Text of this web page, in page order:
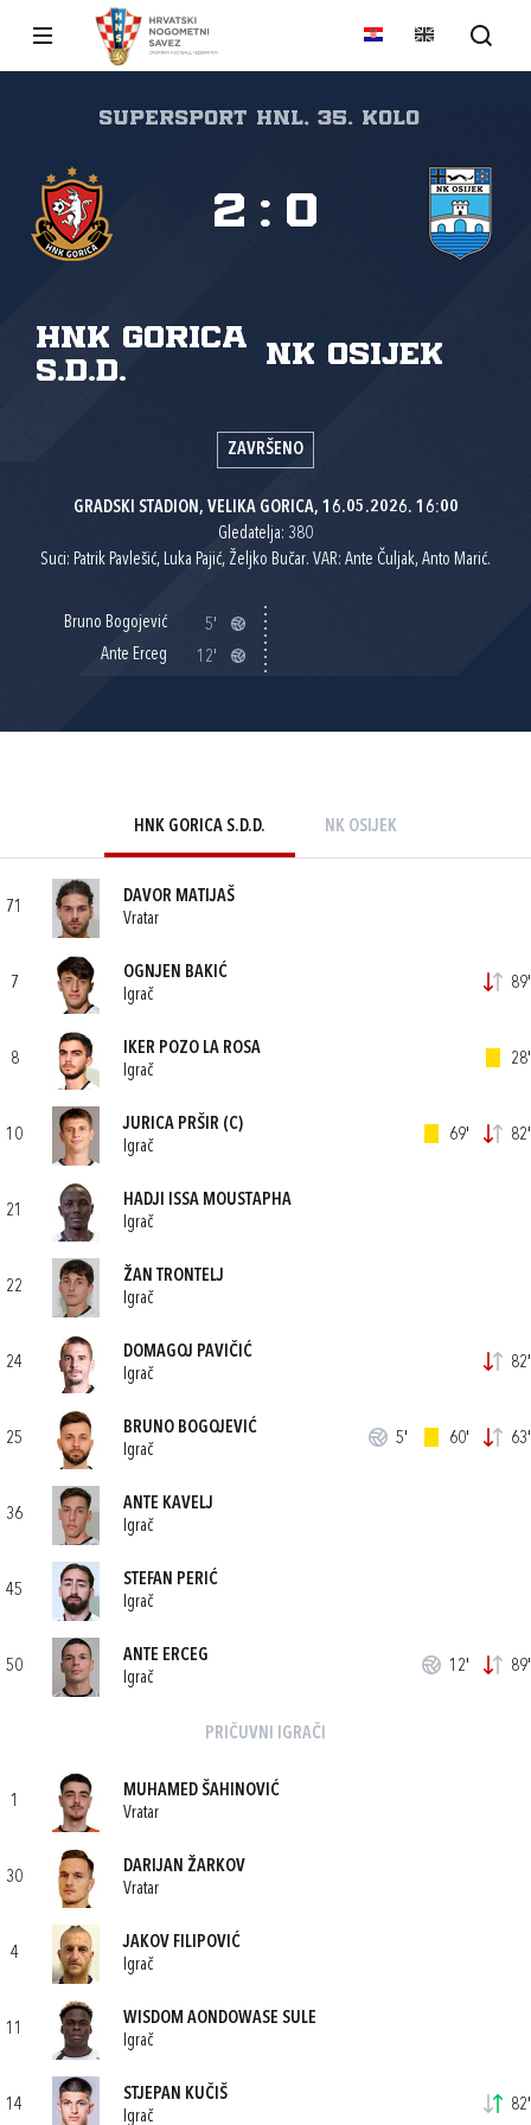
SuperSport HNL, 35. kolo
HNK Gorica
s.d.d.
NK Osijek
2 : 0
ZAVRŠENO
GRADSKI STADION, VELIKA GORICA, 16.05.2026. 16:00
Gledatelja: 380
Suci: Patrik Pavlešić, Luka Pajić, Željko Bučar. VAR: Ante Čuljak, Anto Marić.
Bruno Bogojević
5'
Ante Erceg
12'
HNK GORICA S.D.D. NK OSIJEK
71
DAVOR MATIJAŠ
Vratar
7
OGNJEN BAKIĆ
Igrač
89'
8
IKER POZO LA ROSA
Igrač
28'
10
JURICA PRŠIR (C)
Igrač
69' 82'
21
HADJI ISSA MOUSTAPHA
Igrač
22
ŽAN TRONTELJ
Igrač
24
DOMAGOJ PAVIČIĆ
Igrač
82'
25
BRUNO BOGOJEVIĆ
Igrač
5' 60' 63'
36
ANTE KAVELJ
Igrač
45
STEFAN PERIĆ
Igrač
50
ANTE ERCEG
Igrač
12' 89'
PRIČUVNI IGRAČI
1
MUHAMED ŠAHINOVIĆ
Vratar
30
DARIJAN ŽARKOV
Vratar
4
JAKOV FILIPOVIĆ
Igrač
11
WISDOM AONDOWASE SULE
Igrač
14
STJEPAN KUČIŠ
Igrač
82'